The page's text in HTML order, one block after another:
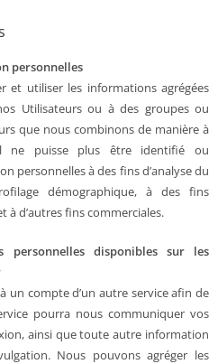
personnelles
et utiliser les informations agrégées
Utilisateurs ou à des groupes ou
que nous combinons de manière à
ne puisse plus être identifié ou
personnelles à des fins d’analyse du
démographique, à des fins
d’autres fins commerciales.
personnelles disponibles sur les
un compte d’un autre service afin de
pourra nous communiquer vos
ainsi que toute autre information
Nous pouvons agréger les